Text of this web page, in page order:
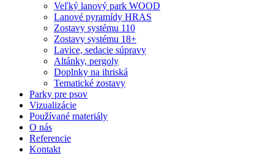
Veľký lanový park WOOD
Lanové pyramídy HRAS
Zostavy systému 110
Zostavy systému 18+
Lavice, sedacie súpravy
Altánky, pergoly
Doplnky na ihriská
Tematické zostavy
Parky pre psov
Vizualizácie
Používané materiály
O nás
Referencie
Kontakt